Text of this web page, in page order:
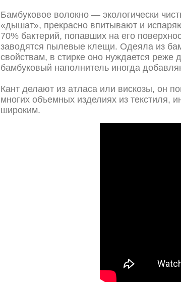
Бамбуковое волокно — экологически
«дышат», прекрасно впитывают и
70% бактерий, попавших на его
заводятся пылевые клещи. Одеяла из
свойствам, в стирке оно нуждается
бамбуковый наполнитель иногда
Кант делают из атласа или вискозы, он
многих объемных изделиях из текстиля,
широким.